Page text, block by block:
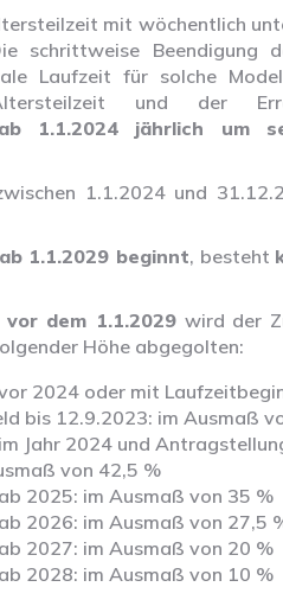
mit wöchentlich
schrittweise Beendigung
Laufzeit für solche
und der
ab 1.1.2024 jährlich um
1.1.2024 und
1.1.2029 beginnt, besteht
dem 1.1.2029 wird der
Höhe abgegolten:
2024 oder mit
bis 12.9.2023: im Ausmaß
Jahr 2024 und
von 42,5 %
2025: im Ausmaß von 35 %
2026: im Ausmaß von 27,5
2027: im Ausmaß von 20 %
2028: im Ausmaß von 10 %